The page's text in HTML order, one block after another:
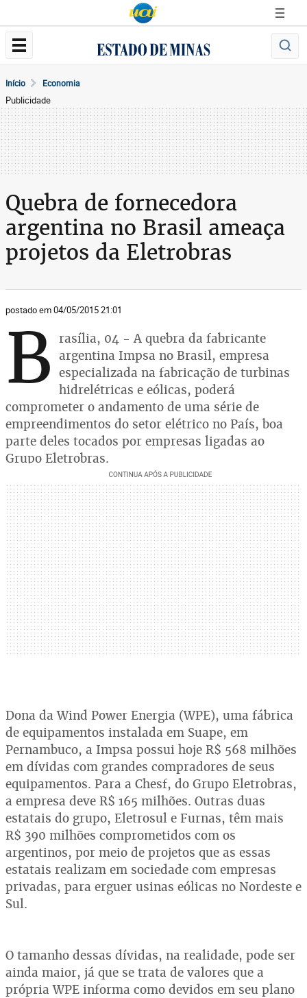
Início Economia
Publicidade
Quebra de fornecedora
argentina no Brasil ameaça
projetos da Eletrobras
postado em 04/05/2015 21:01
B rasília, 04 - A quebra da fabricante
argentina Impsa no Brasil, empresa
especializada na fabricação de turbinas
hidrelétricas e eólicas, poderá
comprometer o andamento de uma série de
empreendimentos do setor elétrico no País, boa
parte deles tocados por empresas ligadas ao
Grupo Eletrobras.
Dona da Wind Power Energia (WPE), uma fábrica
de equipamentos instalada em Suape, em
Pernambuco, a Impsa possui hoje R$ 568 milhões
em dívidas com grandes compradores de seus
equipamentos. Para a Chesf, do Grupo Eletrobras,
a empresa deve R$ 165 milhões. Outras duas
estatais do grupo, Eletrosul e Furnas, têm mais
R$ 390 milhões comprometidos com os
argentinos, por meio de projetos que as essas
estatais realizam em sociedade com empresas
privadas, para erguer usinas eólicas no Nordeste e
Sul.
O tamanho dessas dívidas, na realidade, pode ser
ainda maior, já que se trata de valores que a
própria WPE informa como devidos em seu plano